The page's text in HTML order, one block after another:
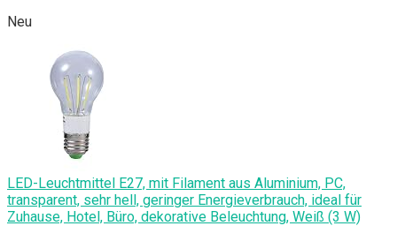
Neu
LED-Leuchtmittel E27, mit Filament aus Aluminium, PC,
transparent, sehr hell, geringer Energieverbrauch, ideal für
Zuhause, Hotel, Büro, dekorative Beleuchtung, Weiß (3 W)